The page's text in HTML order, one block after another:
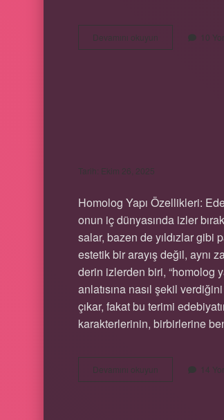
Devamını okuyun İstihkam
etmek
10
Tarih: Ekim 26, 2025
Homolog Yapı Özellikleri:
onun iç dünyasında izler
salar, bazen de yıldızlar gibi
estetik bir arayış değil, aynı
derin izlerden biri, “homolog
anlatısına nasıl şekil
çıkar, fakat bu terimi
karakterlerinin, birbirlerine
Devamını okuyun Homolog
yapı
14